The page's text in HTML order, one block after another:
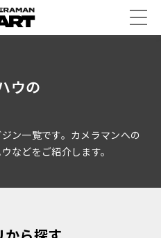
ウの
ン一覧です。カメラマンへの
などをご紹介します。